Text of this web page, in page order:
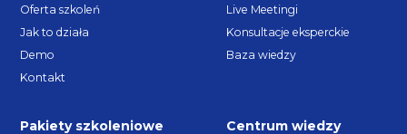
Oferta szkoleń
Jak to działa
Demo
Kontakt
Live Meetingi
Konsultacje eksperckie
Baza wiedzy
Pakiety szkoleniowe Centrum wiedzy